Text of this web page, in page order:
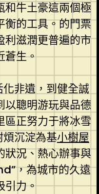
和牛土豪這兩個極
衡的工具。的門票
利滋潤更普遍的市
蒼生。
化非遺，到健全誠
以聰明游玩與品德
區正努力于將冰雪
煩沉淀為基小樹屋
狀況、熱心辦事與
，為城市的久遠
引力。